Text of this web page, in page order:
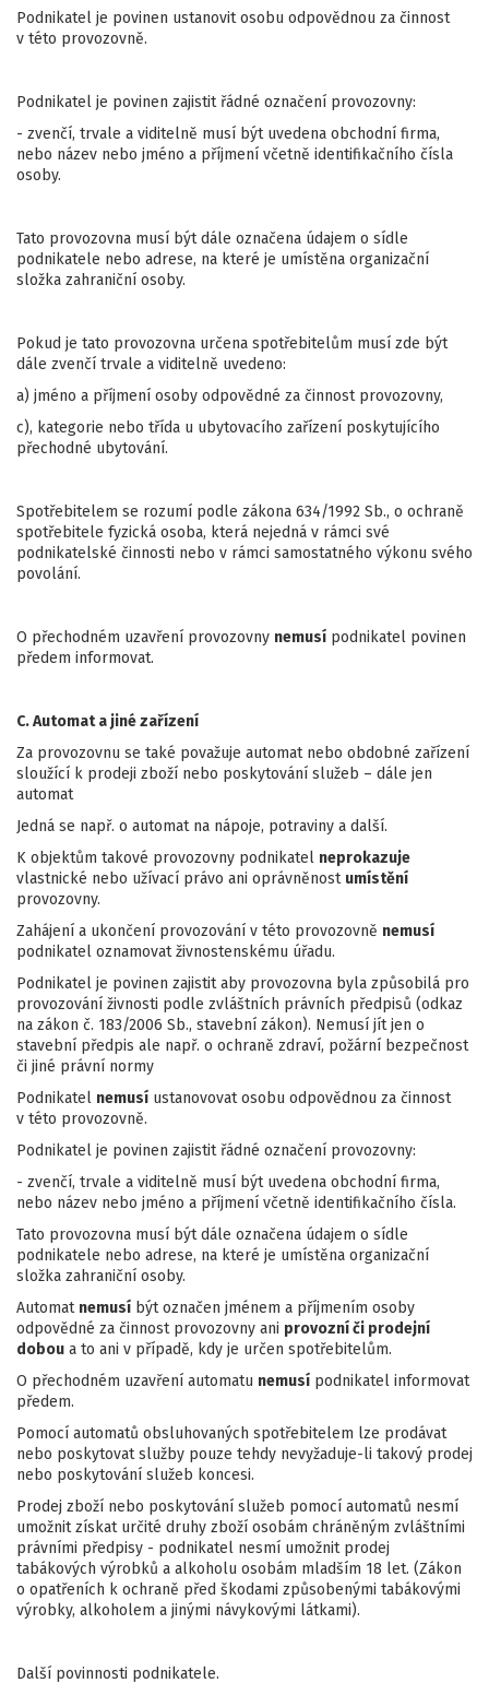
Podnikatel je povinen ustanovit osobu odpovědnou za činnost
v této provozovně.
Podnikatel je povinen zajistit řádné označení provozovny:
- zvenčí, trvale a viditelně musí být uvedena obchodní firma,
nebo název nebo jméno a příjmení včetně identifikačního čísla
osoby.
Tato provozovna musí být dále označena údajem o sídle
podnikatele nebo adrese, na které je umístěna organizační
složka zahraniční osoby.
Pokud je tato provozovna určena spotřebitelům musí zde být
dále zvenčí trvale a viditelně uvedeno:
a) jméno a příjmení osoby odpovědné za činnost provozovny,
c), kategorie nebo třída u ubytovacího zařízení poskytujícího
přechodné ubytování.
Spotřebitelem se rozumí podle zákona 634/1992 Sb., o ochraně
spotřebitele fyzická osoba, která nejedná v rámci své
podnikatelské činnosti nebo v rámci samostatného výkonu svého
povolání.
O přechodném uzavření provozovny nemusí podnikatel povinen
předem informovat.
C. Automat a jiné zařízení
Za provozovnu se také považuje automat nebo obdobné zařízení
sloužící k prodeji zboží nebo poskytování služeb – dále jen
automat
Jedná se např. o automat na nápoje, potraviny a další.
K objektům takové provozovny podnikatel neprokazuje
vlastnické nebo užívací právo ani oprávněnost umístění
provozovny.
Zahájení a ukončení provozování v této provozovně nemusí
podnikatel oznamovat živnostenskému úřadu.
Podnikatel je povinen zajistit aby provozovna byla způsobilá pro
provozování živnosti podle zvláštních právních předpisů (odkaz
na zákon č. 183/2006 Sb., stavební zákon). Nemusí jít jen o
stavební předpis ale např. o ochraně zdraví, požární bezpečnost
či jiné právní normy
Podnikatel nemusí ustanovovat osobu odpovědnou za činnost
v této provozovně.
Podnikatel je povinen zajistit řádné označení provozovny:
- zvenčí, trvale a viditelně musí být uvedena obchodní firma,
nebo název nebo jméno a příjmení včetně identifikačního čísla.
Tato provozovna musí být dále označena údajem o sídle
podnikatele nebo adrese, na které je umístěna organizační
složka zahraniční osoby.
Automat nemusí být označen jménem a příjmením osoby
odpovědné za činnost provozovny ani provozní či prodejní
dobou a to ani v případě, kdy je určen spotřebitelům.
O přechodném uzavření automatu nemusí podnikatel informovat
předem.
Pomocí automatů obsluhovaných spotřebitelem lze prodávat
nebo poskytovat služby pouze tehdy nevyžaduje-li takový prodej
nebo poskytování služeb koncesi.
Prodej zboží nebo poskytování služeb pomocí automatů nesmí
umožnit získat určité druhy zboží osobám chráněným zvláštními
právními předpisy - podnikatel nesmí umožnit prodej
tabákových výrobků a alkoholu osobám mladším 18 let. (Zákon
o opatřeních k ochraně před škodami způsobenými tabákovými
výrobky, alkoholem a jinými návykovými látkami).
Další povinnosti podnikatele.